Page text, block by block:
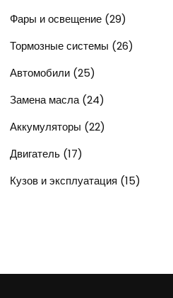
Фары и освещение (29)
Тормозные системы (26)
Автомобили (25)
Замена масла(24)
Аккумуляторы (22)
Двигатель (17)
Кузов и эксплуатация (15)